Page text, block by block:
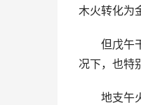
木火转化为
但戊午
况下，也特
地支午